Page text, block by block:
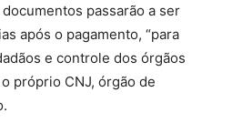
passarão a ser
após o pagamento, “para
e controle dos órgãos
próprio CNJ, órgão de